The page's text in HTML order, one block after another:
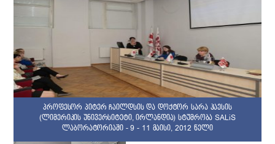
პროფესორ პიტერ ჩაილდსის და დოქტორ სარა ჰაესის
(ლიმერიკის უნივერსიტეტი, ირლანდია) სტუმრობა SALiS
ლაბორატორიაში - 9 - 11 მაისი, 2012 წელი